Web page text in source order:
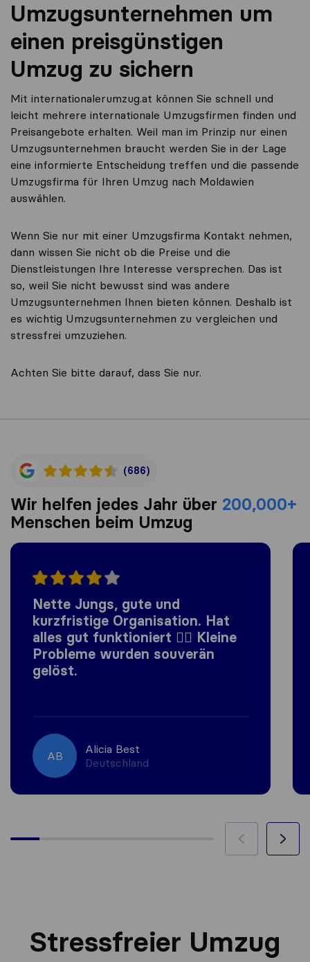
Umzugsunternehmen um
einen preisgünstigen
Umzug zu sichern
Mit internationalerumzug.at können Sie schnell und
leicht mehrere internationale Umzugsfirmen finden und
Preisangebote erhalten. Weil man im Prinzip nur einen
Umzugsunternehmen braucht werden Sie in der Lage
eine informierte Entscheidung treffen und die passende
Umzugsfirma für Ihren Umzug nach Moldawien
auswählen.
Wenn Sie nur mit einer Umzugsfirma Kontakt nehmen,
dann wissen Sie nicht ob die Preise und die
Dienstleistungen Ihre Interesse versprechen. Das ist
so, weil Sie nicht bewusst sind was andere
Umzugsunternehmen Ihnen bieten können. Deshalb ist
es wichtig Umzugsunternehmen zu vergleichen und
stressfrei umzuziehen.
Achten Sie bitte darauf, dass Sie nur.
(686)
Wir helfen jedes Jahr über 200,000+
Menschen beim Umzug
Nette Jungs, gute und
kurzfristige Organisation. Hat
alles gut funktioniert 👍🏼 Kleine
Probleme wurden souverän
gelöst.
AB
Alicia Best
Deutschland
Stressfreier Umzug